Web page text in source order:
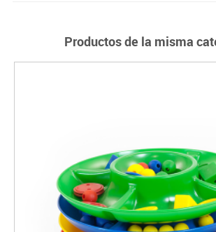
Productos de la misma